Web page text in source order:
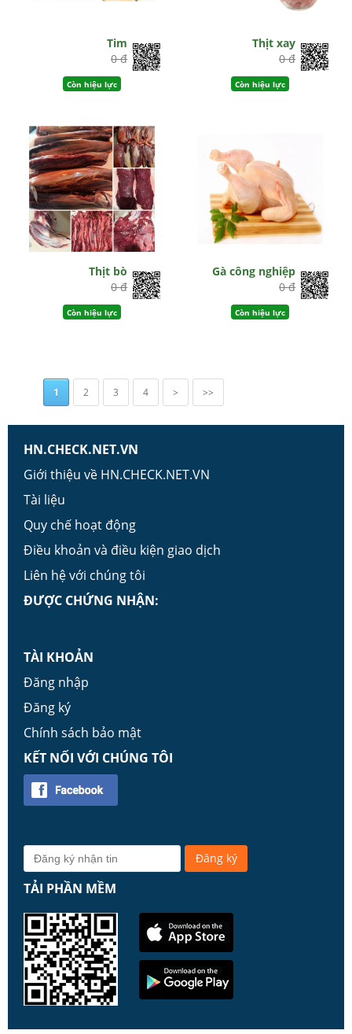
Tim
0 đ
Còn hiệu lực
Thịt xay
0 đ
Còn hiệu lực
Thịt bò
0 đ
Còn hiệu lực
Gà công nghiệp
0 đ
Còn hiệu lực
1 2 3 4 > >>
HN.CHECK.NET.VN
Giới thiệu về HN.CHECK.NET.VN
Tài liệu
Quy chế hoạt động
Điều khoản và điều kiện giao dịch
Liên hệ với chúng tôi
ĐƯỢC CHỨNG NHẬN:
TÀI KHOẢN
Đăng nhập
Đăng ký
Chính sách bảo mật
KẾT NỐI VỚI CHÚNG TÔI
TẢI PHẦN MỀM